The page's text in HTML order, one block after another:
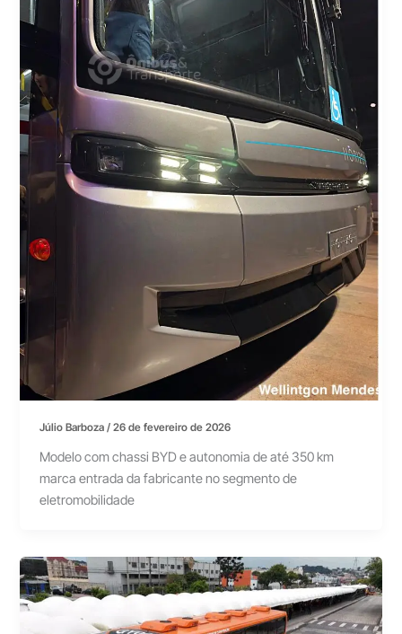
Júlio Barboza/26 de fevereiro de 2026
Modelo com chassi BYD e autonomia de até 350 km
marca entrada da fabricante no segmento de
eletromobilidade